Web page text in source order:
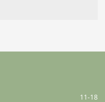
11-18